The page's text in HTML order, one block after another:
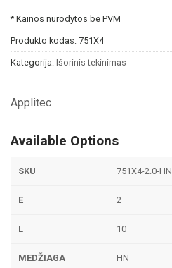
* Kainos nurodytos be PVM
Produkto kodas: 751X4
Kategorija: Išorinis tekinimas
Applitec
Available Options
751X4-2.0-HN
2
10
HN